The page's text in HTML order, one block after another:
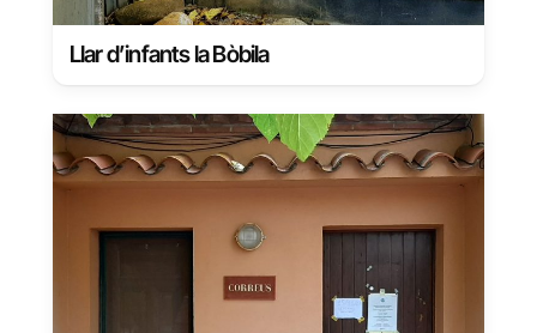
Llar d’infants la Bòbila